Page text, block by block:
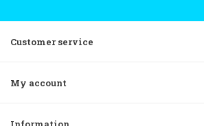
Customer service
My account